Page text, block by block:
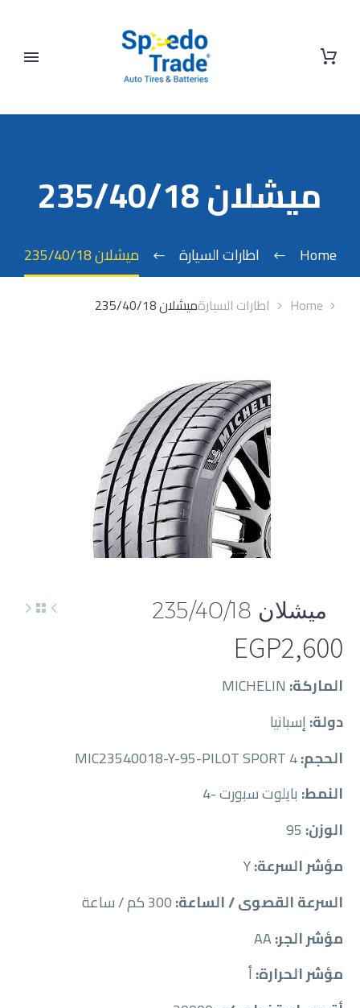
English
ميشلان 235/40/18
Home اطارات السيارة ميشلان 235/40/18
Home اطارات السيارةميشلان 235/40/18
ميشلان 235/40/18
EGP2,600
الماركة:
دولة:إسبانيا
الحجم:
النمط: بايلوت سبورت -4
الوزن:
مؤشر السرعة:
السرعة القصوى / الساعة:
مؤشر الجر:
مؤشر الحرارة:أ